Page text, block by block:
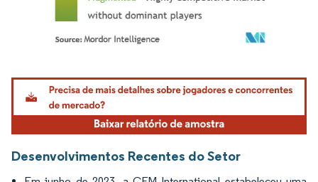
Imagem © Mordor Intelligence. O reuso requer atribuição conforme CC BY 4.0.
Desenvolvimentos Recentes do Setor